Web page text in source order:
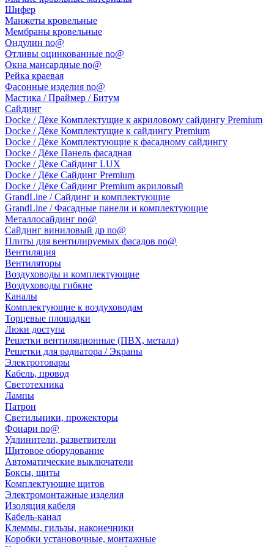
Шифер
Манжеты кровельные
Мембраны кровельные
Ондулин no@
Отливы оцинкованные no@
Окна мансардные no@
Рейка краевая
Фасонные изделия no@
Мастика / Праймер / Битум
Сайдинг
Docke / Дёке Комплектущие к акриловому сайдингу Premium
Docke / Дёке Комплектущие к сайдингу Premium
Docke / Дёке Комплектующие к фасадному сайдингу
Docke / Дёке Панель фасадная
Docke / Дёке Сайдинг LUX
Docke / Дёке Сайдинг Premium
Docke / Дёке Сайдинг Premium акриловый
GrandLine / Сайдинг и комплектующие
GrandLine / Фасадные панели и комплектующие
Металлосайдинг no@
Сайдинг виниловый др no@
Плиты для вентилируемых фасадов no@
Вентиляция
Вентиляторы
Воздуховоды и комплектующие
Воздуховоды гибкие
Каналы
Комплектующие к воздуховодам
Торцевые площадки
Люки доступа
Решетки вентиляционные (ПВХ, металл)
Решетки для радиатора / Экраны
Электротовары
Кабель, провод
Светотехника
Лампы
Патрон
Светильники, прожекторы
Фонари no@
Удлинители, разветвители
Щитовое оборудование
Автоматические выключатели
Боксы, щиты
Комплектующие щитов
Электромонтажные изделия
Изоляция кабеля
Кабель-канал
Клеммы, гильзы, наконечники
Коробки установочные, монтажные